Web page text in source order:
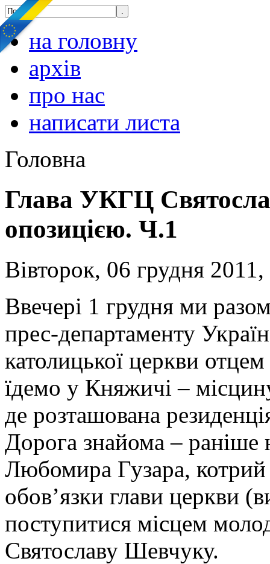
на головну
архів
про нас
написати листа
Головна
Глава УКГЦ
опозицією. Ч.1
Вівторок, 06 грудня
Ввечері 1 грудня ми
прес-департаменту
католицької церкви
їдемо у Княжичі –
де розташована
Дорога знайома – раніше
Любомира Гузара, котрий
обов’язки глави церкви
поступитися місцем
Святославу Шевчуку.